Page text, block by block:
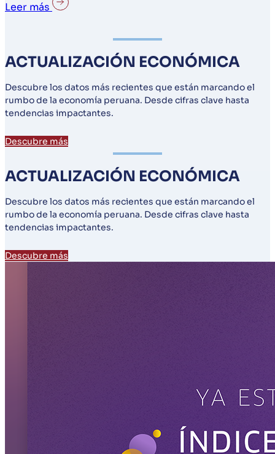
Leer más
ACTUALIZACIÓN ECONÓMICA
Descubre los datos más recientes que están marcando el
rumbo de la economía peruana. Desde cifras clave hasta
tendencias impactantes.
Descubre más
ACTUALIZACIÓN ECONÓMICA
Descubre los datos más recientes que están marcando el
rumbo de la economía peruana. Desde cifras clave hasta
tendencias impactantes.
Descubre más